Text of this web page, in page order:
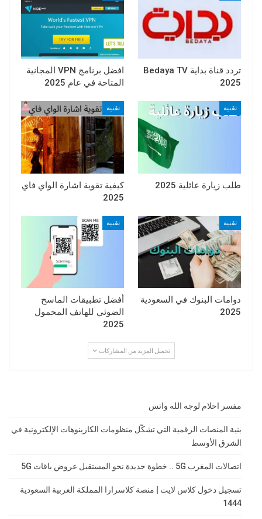
تردد قناة بداية Bedaya TV
2025
افضل برنامج VPN المجانية
المتاحة في عام 2025
تقنية
طلب زيارة عائلية 2025
تقنية
كيفية تقوية اشارة الواي فاي
2025
تقنية
دوامات البنوك في السعودية
2025
تقنية
أفضل تطبيقات الماسح
الضوئي للهاتف المحمول
2025
تحميل المزيد من المشاركات
مفسر احلام لوجه الله واتس
بنية المنصات الرقمية التي تشكّل منظومات الكازينوهات الإلكترونية في
الشرق الأوسط
اتصالات المغرب 5G .. خطوة جديدة نحو المستقبل عروض باقات 5G
تسجيل دخول كلاس لايت | منصة كلاسرارا المملكة العربية السعودية
1444